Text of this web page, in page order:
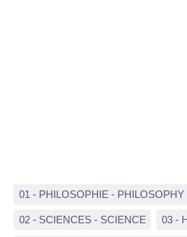
01 - PHILOSOPHIE - PHILOSOPHY
02 - SCIENCES - SCIENCE 03 -